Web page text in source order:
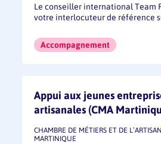
Le conseiller international Team
votre interlocuteur de référence
Accompagnement
Appui aux jeunes
artisanales (CMA
CHAMBRE DE MÉTIERS ET DE
MARTINIQUE